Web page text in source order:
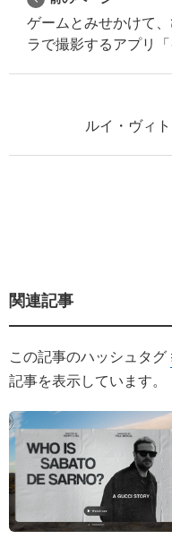
ゲームとみせかけて
ラで撮影するアプリ
ルイ・ヴィ
関連記事
この記事のハッシュタグ
記事を表示しています。